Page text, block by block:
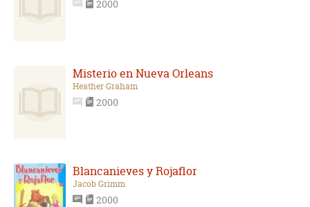
2000
Misterio en Nueva Orleans
Heather Graham
2000
Blancanieves y Rojaflor
Jacob Grimm
2000